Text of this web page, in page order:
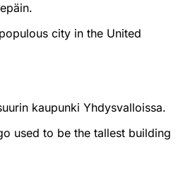
city in the United
kaupunki Yhdysvalloissa.
used to be the tallest building